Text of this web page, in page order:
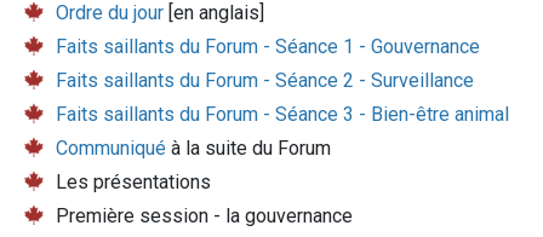
Ordre du jour[en anglais]
Faits saillants du Forum - Séance 1 - Gouvernance
Faits saillants du Forum - Séance 2 - Surveillance
Faits saillants du Forum - Séance 3 - Bien-être animal
Communiquéà la suite du Forum
Les présentations
Première session - la gouvernance